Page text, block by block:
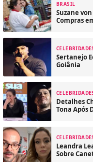
BRASIL
Suzane
Compras
Sertanejo
Goiânia
Detalhes
Tona Após
Leandra
Sobre